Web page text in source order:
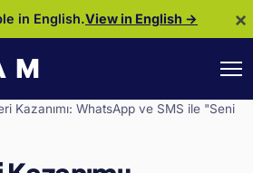
in English.View in English → ×
Kazanımı: WhatsApp ve SMS ile "Seni